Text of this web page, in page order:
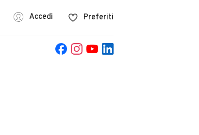
Accedi Preferiti